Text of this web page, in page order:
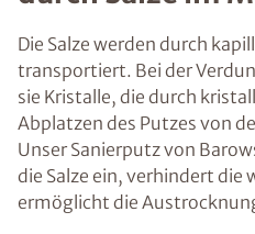
Die Salze werden durch
transportiert. Bei der
sie Kristalle, die durch
Abplatzen des Putzes von
Unser Sanierputz von
die Salze ein, verhindert die
ermöglicht die